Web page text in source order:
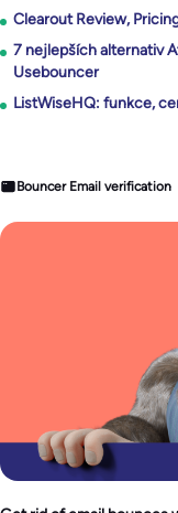
Clearout Review,
7 nejlepších alternativ
Usebouncer
ListWiseHQ: funkce,
Bouncer Email verification